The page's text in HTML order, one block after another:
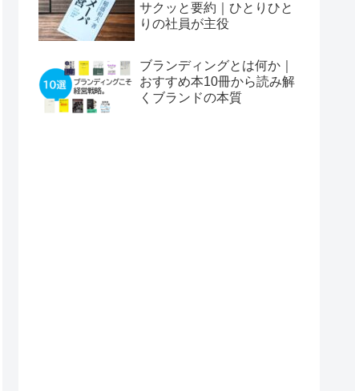
サクッと要約｜ひとりひと
りの社員が主役
ブランディングとは何か｜
おすすめ本10冊から読み解
くブランドの本質